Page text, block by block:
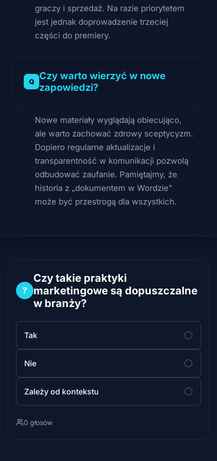
graczy i sprzedaż. Na razie priorytetem
jest jednak doprowadzenie trzeciej
części do premiery.
Czy warto wierzyć w nowe
zapowiedzi?
Nowe materiały wyglądają obiecująco,
ale warto zachować zdrowy sceptycyzm.
Dopiero regularne aktualizacje i
transparentność w komunikacji pozwolą
odbudować zaufanie. Pamiętajmy, że
historia z „dokumentem w Wordzie”
może być przestrogą dla wszystkich.
?
Czy takie praktyki
marketingowe są dopuszczalne
w branży?
Tak
Nie
Zależy od kontekstu
0 głosów